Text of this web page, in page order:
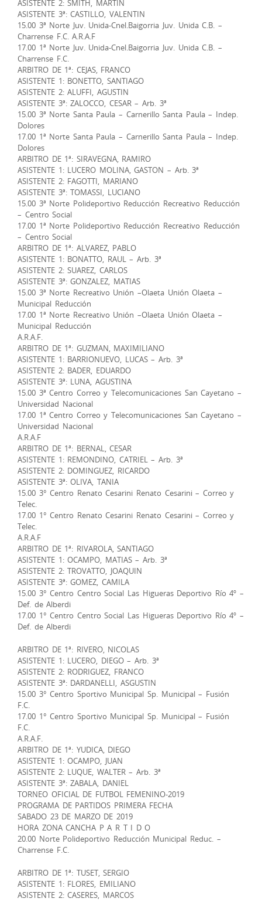
ASISTENTE 2: SMITH, MARTIN
ASISTENTE 3ª: CASTILLO, VALENTIN
15.00 3ª Norte Juv. Unida-Cnel.Baigorria Juv. Unida C.B. –
Charrense F.C. A.R.A.F
17.00 1ª Norte Juv. Unida-Cnel.Baigorria Juv. Unida C.B. –
Charrense F.C.
ARBITRO DE 1ª: CEJAS, FRANCO
ASISTENTE 1: BONETTO, SANTIAGO
ASISTENTE 2: ALUFFI, AGUSTIN
ASISTENTE 3ª: ZALOCCO, CESAR – Arb. 3ª
15.00 3ª Norte Santa Paula – Carnerillo Santa Paula – Indep.
Dolores
17.00 1ª Norte Santa Paula – Carnerillo Santa Paula – Indep.
Dolores
ARBITRO DE 1ª: SIRAVEGNA, RAMIRO
ASISTENTE 1: LUCERO MOLINA, GASTON – Arb. 3ª
ASISTENTE 2: FAGOTTI, MARIANO
ASISTENTE 3ª: TOMASSI, LUCIANO
15.00 3ª Norte Polideportivo Reducción Recreativo Reducción
– Centro Social
17.00 1ª Norte Polideportivo Reducción Recreativo Reducción
– Centro Social
ARBITRO DE 1ª: ALVAREZ, PABLO
ASISTENTE 1: BONATTO, RAUL – Arb. 3ª
ASISTENTE 2: SUAREZ, CARLOS
ASISTENTE 3ª: GONZALEZ, MATIAS
15.00 3ª Norte Recreativo Unión –Olaeta Unión Olaeta –
Municipal Reducción
17.00 1ª Norte Recreativo Unión –Olaeta Unión Olaeta –
Municipal Reducción
A.R.A.F.
ARBITRO DE 1ª: GUZMAN, MAXIMILIANO
ASISTENTE 1: BARRIONUEVO, LUCAS – Arb. 3ª
ASISTENTE 2: BADER, EDUARDO
ASISTENTE 3ª: LUNA, AGUSTINA
15.00 3ª Centro Correo y Telecomunicaciones San Cayetano –
Universidad Nacional
17.00 1ª Centro Correo y Telecomunicaciones San Cayetano –
Universidad Nacional
A.R.A.F
ARBITRO DE 1ª: BERNAL, CESAR
ASISTENTE 1: REMONDINO, CATRIEL – Arb. 3ª
ASISTENTE 2: DOMINGUEZ, RICARDO
ASISTENTE 3ª: OLIVA, TANIA
15.00 3° Centro Renato Cesarini Renato Cesarini – Correo y
Telec.
17.00 1° Centro Renato Cesarini Renato Cesarini – Correo y
Telec.
A.R.A.F
ARBITRO DE 1ª: RIVAROLA, SANTIAGO
ASISTENTE 1: OCAMPO, MATIAS – Arb. 3ª
ASISTENTE 2: TROVATTO, JOAQUIN
ASISTENTE 3ª: GOMEZ, CAMILA
15.00 3° Centro Centro Social Las Higueras Deportivo Río 4º –
Def. de Alberdi
17.00 1° Centro Centro Social Las Higueras Deportivo Río 4º –
Def. de Alberdi
ARBITRO DE 1ª: RIVERO, NICOLAS
ASISTENTE 1: LUCERO, DIEGO – Arb. 3ª
ASISTENTE 2: RODRIGUEZ, FRANCO
ASISTENTE 3ª: DARDANELLI, ASGUSTIN
15.00 3° Centro Sportivo Municipal Sp. Municipal – Fusión
F.C.
17.00 1° Centro Sportivo Municipal Sp. Municipal – Fusión
F.C.
A.R.A.F.
ARBITRO DE 1ª: YUDICA, DIEGO
ASISTENTE 1: OCAMPO, JUAN
ASISTENTE 2: LUQUE, WALTER – Arb. 3ª
ASISTENTE 3ª: ZABALA, DANIEL
TORNEO OFICIAL DE FUTBOL FEMENINO-2019
PROGRAMA DE PARTIDOS PRIMERA FECHA
SABADO 23 DE MARZO DE 2019
HORA ZONA CANCHA P A R T I D O
20.00 Norte Polideportivo Reducción Municipal Reduc. –
Charrense F.C.
ARBITRO DE 1ª: TUSET, SERGIO
ASISTENTE 1: FLORES, EMILIANO
ASISTENTE 2: CASERES, MARCOS